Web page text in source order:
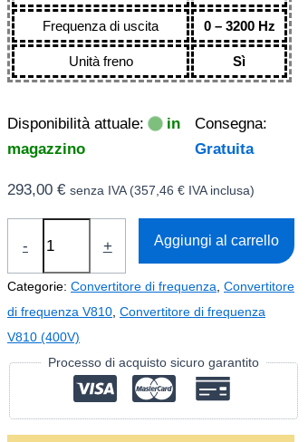
Frequenza di uscita 0 – 3200 Hz
Unità freno Sì
Disponibilità attuale:
in
magazzino
Consegna:
Gratuita
293,00 € senza IVA (357,46 € IVA inclusa)
-
frequenza
0,75kW
V810-
4T0007
(400V)
quantità
+ Aggiungi al carrello
Categorie: Convertitore di frequenza, Convertitore
di frequenza V810, Convertitore di frequenza
V810 (400V)
Processo di acquisto sicuro garantito